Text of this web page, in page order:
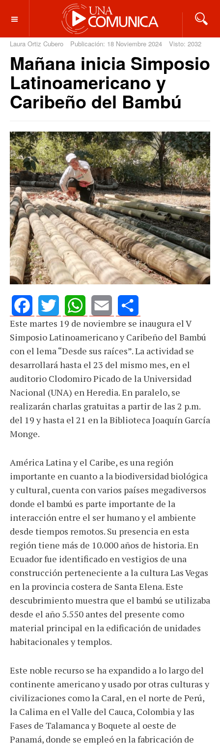
OFF CANVAS
Laura Ortiz Cubero Publicación: 18 Noviembre 2024 Visto: 2032
Mañana inicia Simposio
Latinoamericano y
Caribeño del Bambú
FacebookTwitterWhatsApp
Email Share
Este martes 19 de noviembre se inaugura el V
Simposio Latinoamericano y Caribeño del Bambú
con el lema “Desde sus raíces”. La actividad se
desarrollará hasta el 23 del mismo mes, en el
auditorio Clodomiro Picado de la Universidad
Nacional (UNA) en Heredia. En paralelo, se
realizarán charlas gratuitas a partir de las 2 p.m.
del 19 y hasta el 21 en la Biblioteca Joaquín García
Monge.
América Latina y el Caribe, es una región
importante en cuanto a la biodiversidad biológica
y cultural, cuenta con varios países megadiversos
donde el bambú es parte importante de la
interacción entre el ser humano y el ambiente
desde tiempos remotos. Su presencia en esta
región tiene más de 10.000 años de historia. En
Ecuador fue identificado en vestigios de una
construcción perteneciente a la cultura Las Vegas
en la provincia costera de Santa Elena. Este
descubrimiento muestra que el bambú se utilizaba
desde el año 5.550 antes del presente como
material principal en la edificación de unidades
habitacionales y templos.
Este noble recurso se ha expandido a lo largo del
continente americano y usado por otras culturas y
civilizaciones como la Caral, en el norte de Perú,
la Calima en el Valle del Cauca, Colombia y las
Fases de Talamanca y Boquete al oeste de
Panamá, donde se empleó en la fabricación de